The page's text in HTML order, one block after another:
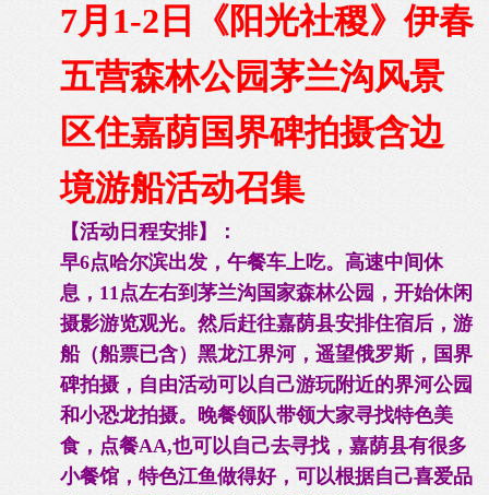
7月1-2日《阳光社稷》伊春
五营森林公园茅兰沟风景
区住嘉荫国界碑拍摄含边
境游船活动召集
【活动日程安排】：
早6点哈尔滨出发，午餐车上吃。高速中间休
息，11点左右到茅兰沟国家森林公园，开始休闲
摄影游览观光。然后赶往嘉荫县安排住宿后，游
船（船票已含）黑龙江界河，遥望俄罗斯，国界
碑拍摄，自由活动可以自己游玩附近的界河公园
和小恐龙拍摄。晚餐领队带领大家寻找特色美
食，点餐AA,也可以自己去寻找，嘉荫县有很多
小餐馆，特色江鱼做得好，可以根据自己喜爱品